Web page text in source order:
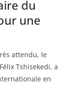
du
une
attendu, le
Tshisekedi, a
en